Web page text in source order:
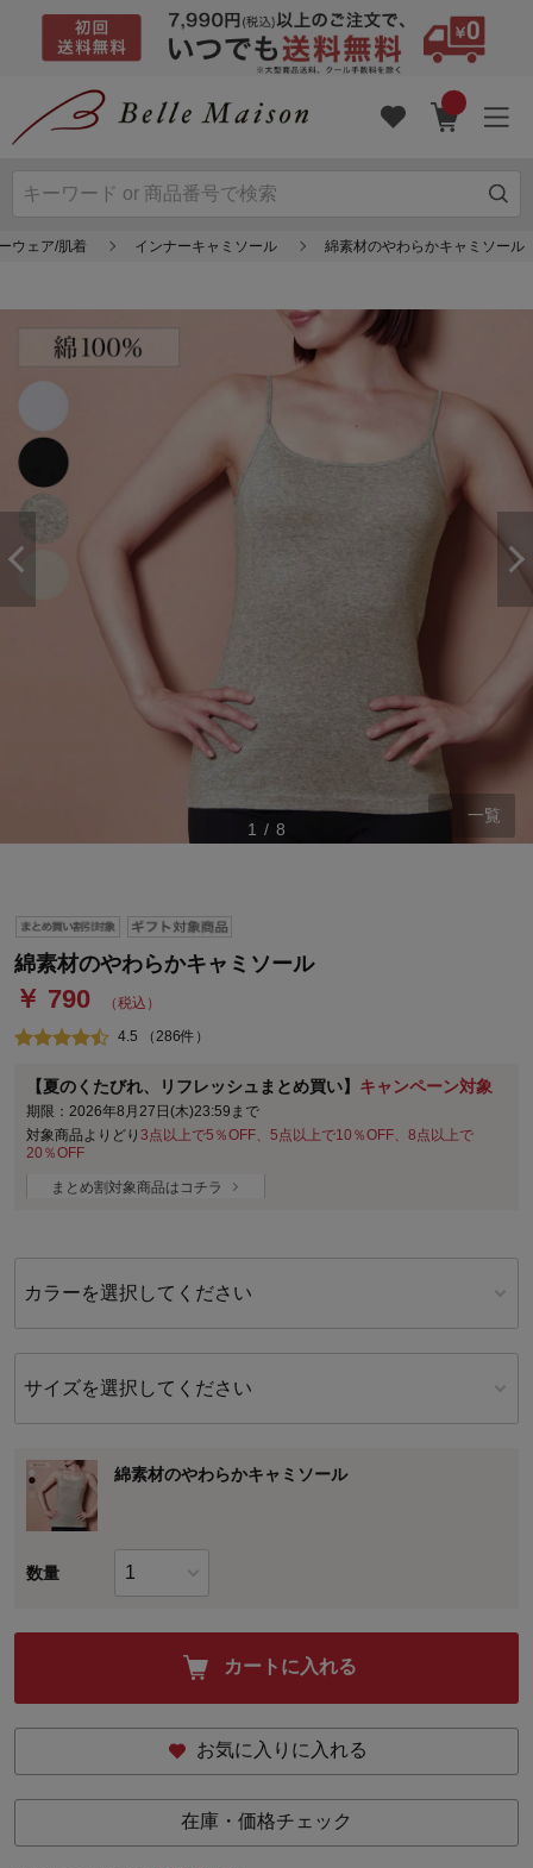
ウェア/肌着 インナーキャミソール 綿素材のやわらかキャミソール
1 / 8
一覧
綿素材のやわらかキャミソール
￥ 790 （税込）
4.5 （286件）
【夏のくたびれ、リフレッシュまとめ買い】 キャンペーン対象
期限：2026年8月27日(木)23:59まで
対象商品よりどり 3点以上で5％OFF、5点以上で10％OFF、8点以上で
20％OFF
まとめ割対象商品はコチラ
カラーを選択してください
サイズを選択してください
綿素材のやわらかキャミソール
数量
カートに入れる
お気に入りに入れる
在庫・価格チェック